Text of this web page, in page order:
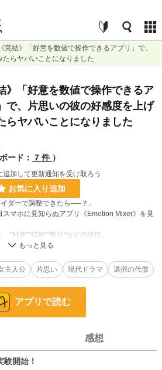
《完結》「好意を数値で操作できるアプリ」で、
らヤバいことになりました
》「好意を数値で操作できるア
で、片思いの彼の好感度を上げ
らヤバいことになりました
ード： 7 件 ）
追加して更新通知を受け取ろう
お気に入り追加
イダーで調整できたら──？」
マホに見知らぬアプリ《Emotion Mixer》を見
“好意”“信頼”“怒り”などの項目。
手の態度が本当に変わるらしい!?
て遊んでいただけだった。
好意”を上げていくうちに、
しくなっていった。
――戻せない。
春ホラー。
件
主人公 片思い 現代ドラマ 選択の代償
アプリで読む
感想
開始！